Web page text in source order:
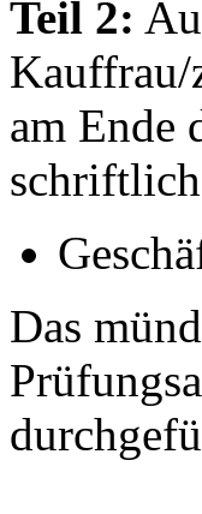
Teil 2:
Kauffrau/
am Ende
Das